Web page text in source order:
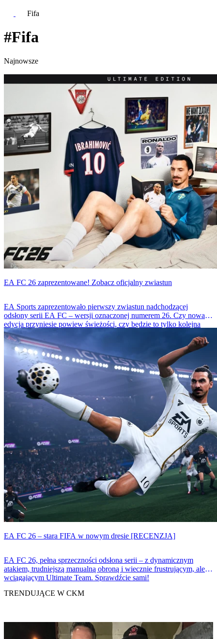
Fifa
#Fifa
Najnowsze
EA FC 26 zaprezentowane! Zobacz oficjalny zwiastun
EA Sports zaprezentowało pierwszy zwiastun nadchodzącej
odsłony serii EA FC – wersji oznaczonej numerem 26. Czy nowa
edycja przyniesie powiew świeżości, czy będzie to tylko kolejna
aktualizacja znanej formuły?
EA FC 26 – stara FIFA w nowym dresie [RECENZJA]
EA FC 26, pełna sprzeczności odsłona serii – z dynamicznym
atakiem, trudniejszą manualną obroną i wiecznie frustrującym, ale
wciągającym Ultimate Team. Sprawdźcie sami!
TRENDUJĄCE W CKM